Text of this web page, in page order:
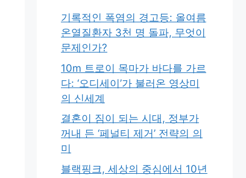
기록적인 폭염의 경고등: 올여름
온열질환자 3천 명 돌파, 무엇이
문제인가?
10m 트로이 목마가 바다를 가르
다: ‘오디세이’가 불러온 영상미
의 신세계
결혼이 짐이 되는 시대, 정부가
꺼내 든 ‘페널티 제거’ 전략의 의
미
블랙핑크, 세상의 중심에서 10년